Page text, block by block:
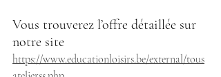
Vous trouverez l’offre détaillée sur
notre site
https://www.educationloisirs.be/external/tous